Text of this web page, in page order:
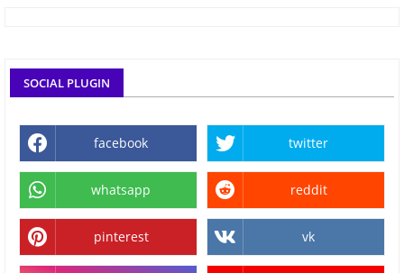
SOCIAL PLUGIN
facebook twitter
whatsapp reddit
pinterest vk